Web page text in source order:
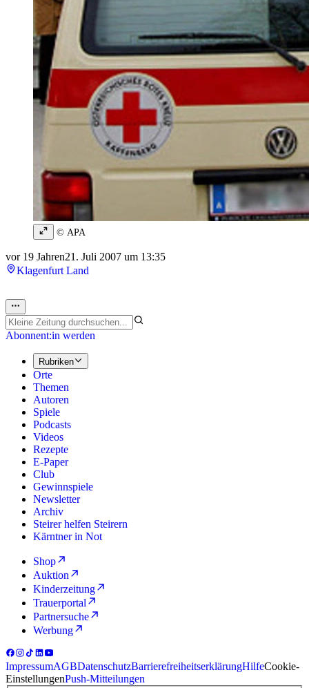
© APA
vor 19 Jahren21. Juli 2007 um 13:35
Klagenfurt Land
Abonnent:in werden
Rubriken
Orte
Themen
Autoren
Spiele
Podcasts
Videos
Rezepte
E-Paper
Club
Gewinnspiele
Newsletter
Archiv
Steirer helfen Steirern
Kärntner in Not
Shop
Auktion
Kinderzeitung
Trauerportal
Partnersuche
Werbung
ImpressumAGBDatenschutzBarrierefreiheitserklärungHilfeCookie-
EinstellungenPush-Mitteilungen